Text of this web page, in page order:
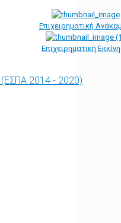
Επιχειρηματική
Επιχειρηματική
2014 - 2020)